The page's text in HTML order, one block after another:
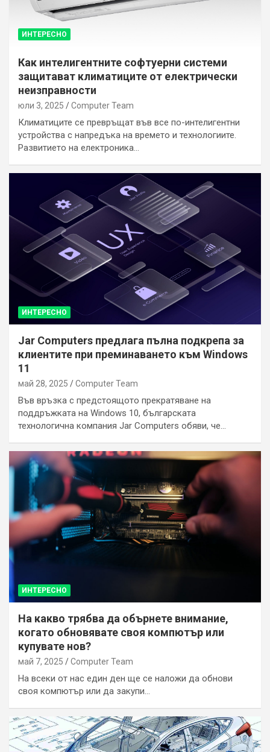
ИНТЕРЕСНО
Как интелигентните софтуерни системи
защитават климатиците от електрически
неизправности
юли 3, 2025 Computer Team
Климатиците се превръщат във все по-интелигентни
устройства с напредъка на времето и технологиите.
Развитието на електроника…
ИНТЕРЕСНО
Jar Computers предлага пълна подкрепа за
клиентите при преминаването към Windows
11
май 28, 2025 Computer Team
Във връзка с предстоящото прекратяване на
поддръжката на Windows 10, българската
технологична компания Jar Computers обяви, че…
ИНТЕРЕСНО
На какво трябва да обърнете внимание,
когато обновявате своя компютър или
купувате нов?
май 7, 2025 Computer Team
На всеки от нас един ден ще се наложи да обнови
своя компютър или да закупи…